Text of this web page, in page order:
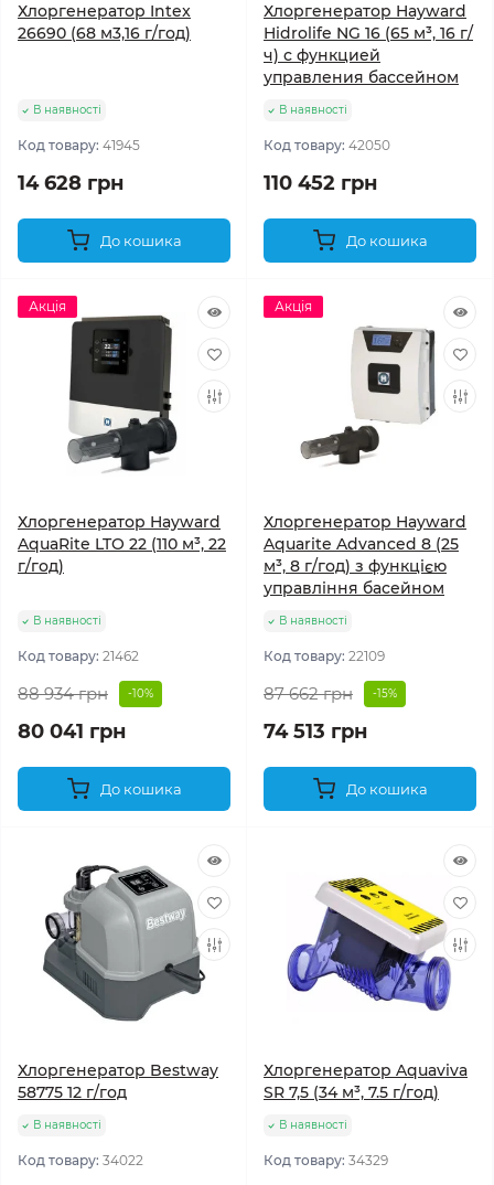
Хлоргенератор Intex
26690 (68 м3,16 г/год)
В наявності
Код товару: 41945
14 628 грн
До кошика
Хлоргенератор Hayward
Hidrolife NG 16 (65 м³, 16 г/
ч) с функцией
управления бассейном
В наявності
Код товару: 42050
110 452 грн
До кошика
Акція
Хлоргенератор Hayward
AquaRite LTO 22 (110 м³, 22
г/год)
В наявності
Код товару: 21462
88 934 грн -10%
80 041 грн
До кошика
Акція
Хлоргенератор Hayward
Aquarite Advanced 8 (25
м³, 8 г/год) з функцією
управління басейном
В наявності
Код товару: 22109
87 662 грн -15%
74 513 грн
До кошика
Хлоргенератор Bestway
58775 12 г/год
В наявності
Код товару: 34022
Хлоргенератор Aquaviva
SR 7,5 (34 м³, 7.5 г/год)
В наявності
Код товару: 34329